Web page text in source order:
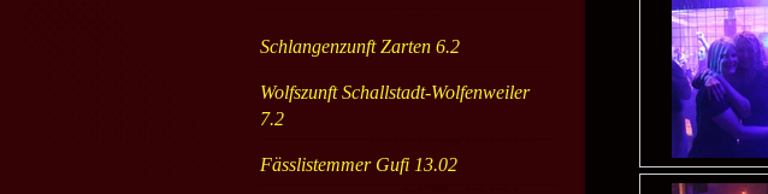
Schlangenzunft Zarten 6.2
Wolfszunft Schallstadt-Wolfenweiler
7.2
Fässlistemmer Gufi 13.02